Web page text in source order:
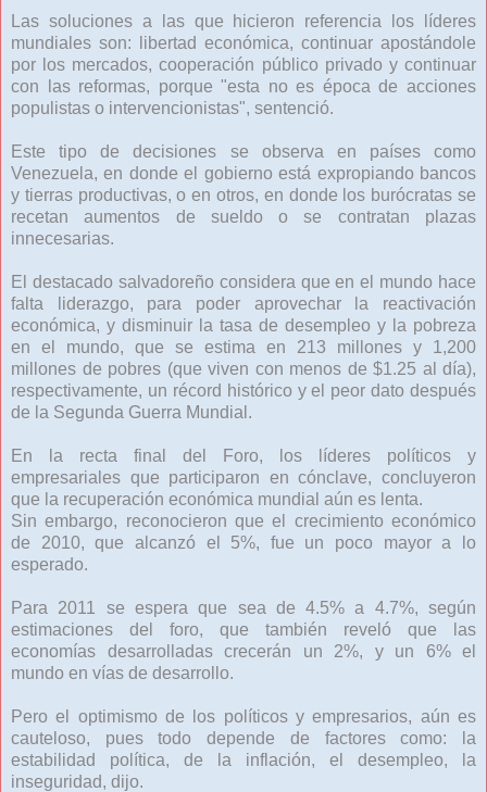
Las soluciones a las que hicieron referencia los líderes
mundiales son: libertad económica, continuar apostándole
por los mercados, cooperación público privado y continuar
con las reformas, porque "esta no es época de acciones
populistas o intervencionistas", sentenció.
Este tipo de decisiones se observa en países como
Venezuela, en donde el gobierno está expropiando bancos
y tierras productivas, o en otros, en donde los burócratas se
recetan aumentos de sueldo o se contratan plazas
innecesarias.
El destacado salvadoreño considera que en el mundo hace
falta liderazgo, para poder aprovechar la reactivación
económica, y disminuir la tasa de desempleo y la pobreza
en el mundo, que se estima en 213 millones y 1,200
millones de pobres (que viven con menos de $1.25 al día),
respectivamente, un récord histórico y el peor dato después
de la Segunda Guerra Mundial.
En la recta final del Foro, los líderes políticos y
empresariales que participaron en cónclave, concluyeron
que la recuperación económica mundial aún es lenta.
Sin embargo, reconocieron que el crecimiento económico
de 2010, que alcanzó el 5%, fue un poco mayor a lo
esperado.
Para 2011 se espera que sea de 4.5% a 4.7%, según
estimaciones del foro, que también reveló que las
economías desarrolladas crecerán un 2%, y un 6% el
mundo en vías de desarrollo.
Pero el optimismo de los políticos y empresarios, aún es
cauteloso, pues todo depende de factores como: la
estabilidad política, de la inflación, el desempleo, la
inseguridad, dijo.